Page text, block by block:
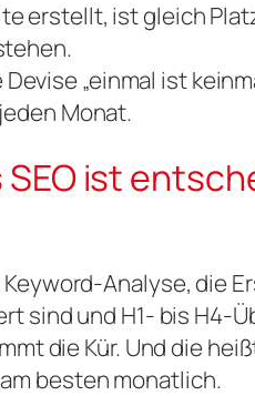
erstellt, ist gleich
„einmal ist
Monat.
ist
Analyse, die
sind und H1- bis H4-
die Kür. Und die
besten monatlich.